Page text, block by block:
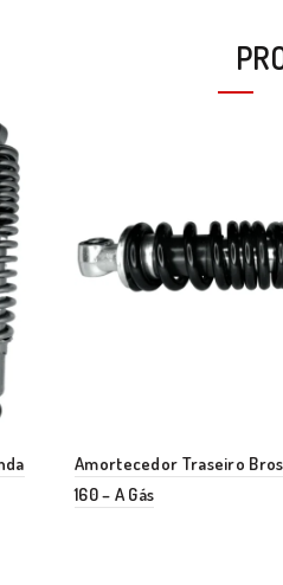
Amortecedor Traseiro Bros
160 – A Gás